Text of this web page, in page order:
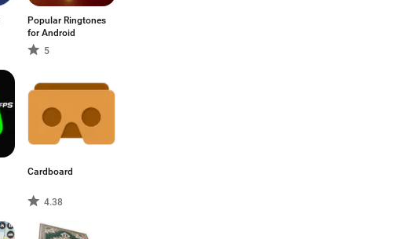
Popular Ringtones
for Android
5
Cardboard
4.38